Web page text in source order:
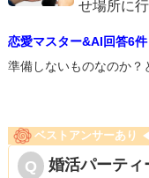
せ場所に
恋愛マスター&AI回答6件
準備しないものなのか？
ベストアンサーあり
婚活パーティ